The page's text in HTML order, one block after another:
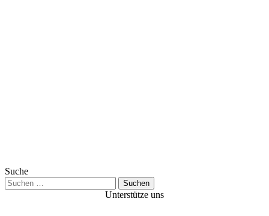
Suche
Suchen
nach:
Unterstütze uns